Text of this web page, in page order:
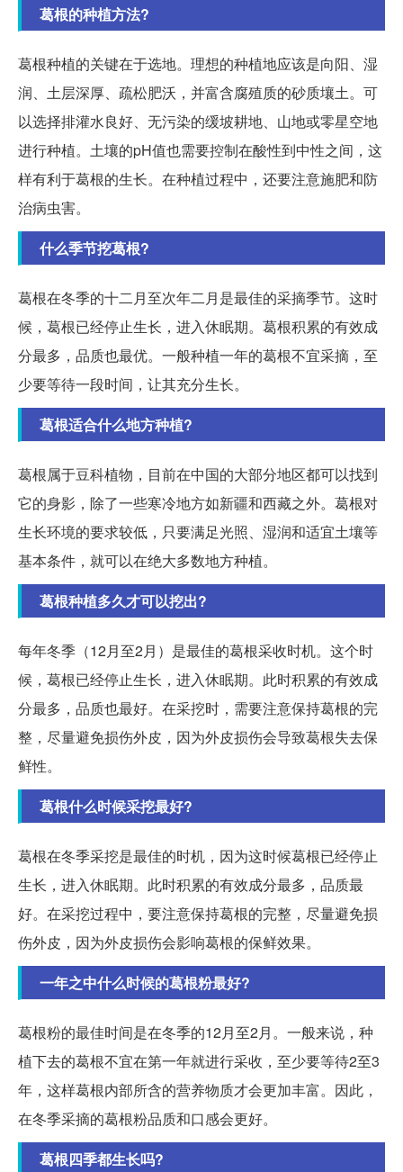
葛根的种植方法?
葛根种植的关键在于选地。理想的种植地应该是向阳、湿
润、土层深厚、疏松肥沃，并富含腐殖质的砂质壤土。可
以选择排灌水良好、无污染的缓坡耕地、山地或零星空地
进行种植。土壤的pH值也需要控制在酸性到中性之间，这
样有利于葛根的生长。在种植过程中，还要注意施肥和防
治病虫害。
什么季节挖葛根?
葛根在冬季的十二月至次年二月是最佳的采摘季节。这时
候，葛根已经停止生长，进入休眠期。葛根积累的有效成
分最多，品质也最优。一般种植一年的葛根不宜采摘，至
少要等待一段时间，让其充分生长。
葛根适合什么地方种植?
葛根属于豆科植物，目前在中国的大部分地区都可以找到
它的身影，除了一些寒冷地方如新疆和西藏之外。葛根对
生长环境的要求较低，只要满足光照、湿润和适宜土壤等
基本条件，就可以在绝大多数地方种植。
葛根种植多久才可以挖出?
每年冬季（12月至2月）是最佳的葛根采收时机。这个时
候，葛根已经停止生长，进入休眠期。此时积累的有效成
分最多，品质也最好。在采挖时，需要注意保持葛根的完
整，尽量避免损伤外皮，因为外皮损伤会导致葛根失去保
鲜性。
葛根什么时候采挖最好?
葛根在冬季采挖是最佳的时机，因为这时候葛根已经停止
生长，进入休眠期。此时积累的有效成分最多，品质最
好。在采挖过程中，要注意保持葛根的完整，尽量避免损
伤外皮，因为外皮损伤会影响葛根的保鲜效果。
一年之中什么时候的葛根粉最好?
葛根粉的最佳时间是在冬季的12月至2月。一般来说，种
植下去的葛根不宜在第一年就进行采收，至少要等待2至3
年，这样葛根内部所含的营养物质才会更加丰富。因此，
在冬季采摘的葛根粉品质和口感会更好。
葛根四季都生长吗?